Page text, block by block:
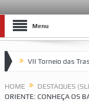
Menu
Recordando a
HOME DESTAQUES
ORIENTE: CONHEÇA OS